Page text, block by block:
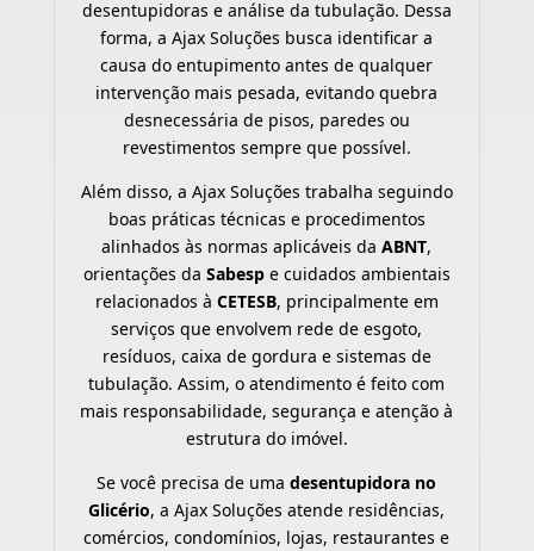
desentupidoras e análise da tubulação. Dessa
forma, a Ajax Soluções busca identificar a
causa do entupimento antes de qualquer
intervenção mais pesada, evitando quebra
desnecessária de pisos, paredes ou
revestimentos sempre que possível.
Além disso, a Ajax Soluções trabalha seguindo
boas práticas técnicas e procedimentos
alinhados às normas aplicáveis daABNT,
orientações da Sabespe cuidados ambientais
relacionados à CETESB, principalmente em
serviços que envolvem rede de esgoto,
resíduos, caixa de gordura e sistemas de
tubulação. Assim, o atendimento é feito com
mais responsabilidade, segurança e atenção à
estrutura do imóvel.
Se você precisa de umadesentupidora no
Glicério, a Ajax Soluções atende residências,
comércios, condomínios, lojas, restaurantes e